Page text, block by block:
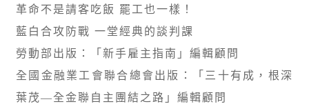
革命不是請客吃飯 罷工也一樣！
藍白合攻防戰 一堂經典的談判課
勞動部出版：「新手雇主指南」編輯顧問
全國金融業工會聯合總會出版：「三十有成，根深
葉茂—全金聯自主團結之路」編輯顧問